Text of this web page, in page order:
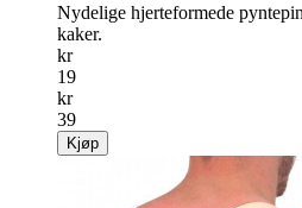
Nydelige hjerteformede
kaker.
kr
19
kr
39
Kjøp